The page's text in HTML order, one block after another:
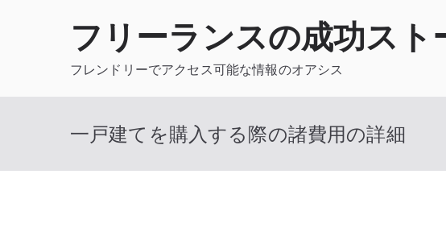
フリーランスの成功スト
フレンドリーでアクセス可能な情報のオアシス
一戸建てを購入する際の諸費用の詳細